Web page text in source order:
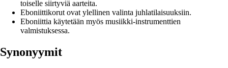
toiselle siirtyviä aarteita.
Eboniittikorut ovat ylellinen valinta juhlatilaisuuksiin.
Eboniittia käytetään myös musiikki-instrumenttien
valmistuksessa.
Synonyymit